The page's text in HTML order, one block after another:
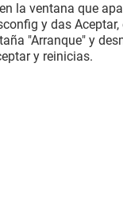
la ventana que
y das Aceptar,
"Arranque" y
y reinicias.